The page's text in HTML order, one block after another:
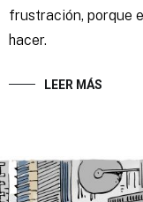
frustración, porque
hacer.
LEER MÁS